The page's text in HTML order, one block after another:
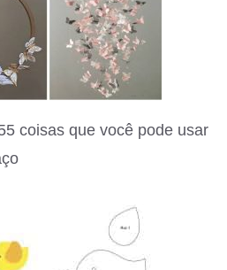
coisas que você pode usar